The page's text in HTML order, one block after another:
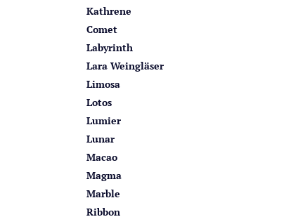
Kathrene
Comet
Labyrinth
Lara Weingläser
Limosa
Lotos
Lumier
Lunar
Macao
Magma
Marble
Ribbon